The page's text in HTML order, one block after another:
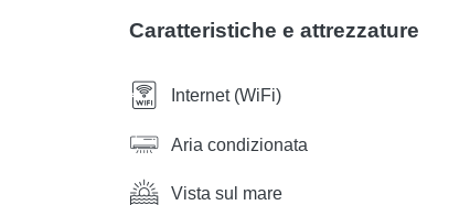
Caratteristiche e attrezzature
Internet (WiFi)
Aria condizionata
Vista sul mare